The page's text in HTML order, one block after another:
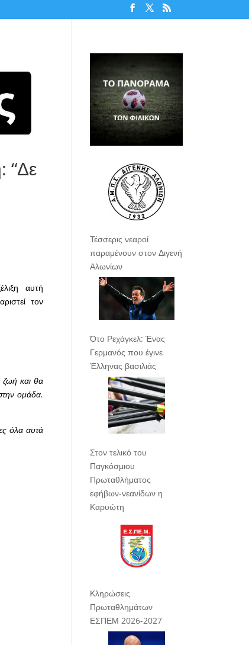
“Δε
αυτή
τον
ζωή και θα
ομάδα.
όλα αυτά
Τέσσερις νεαροί
παραμένουν στον Διγενή
Αλωνίων
Ότο Ρεχάγκελ: Ένας
Γερμανός που έγινε
Έλληνας βασιλιάς
Στον τελικό του
Παγκόσμιου
Πρωταθλήματος
εφήβων-νεανίδων η
Καρυώτη
Κληρώσεις
Πρωταθλημάτων
ΕΣΠΕΜ 2026-2027